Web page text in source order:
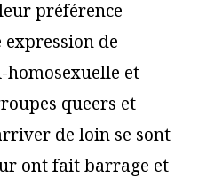
préférence
de
et
queers et
de loin se sont
ont fait barrage et